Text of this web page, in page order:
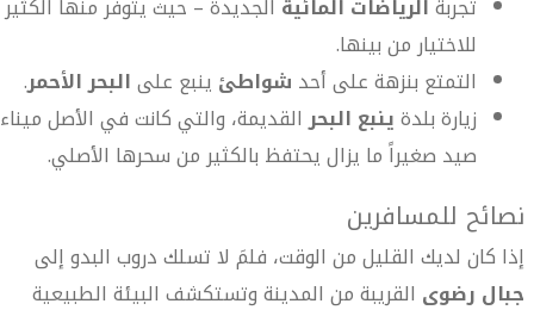
تجربةالرياضات المائية الجديدة – حيث يتوفر منها الكثير
للاختيار من بينها.
التمتع بنزهة على أحد شواطئ ينبع علىالبحر الأحمر.
زيارة بلدةينبع البحرالقديمة، والتي كانت في الأصل ميناء
صيد صغيراً ما يزال يحتفظ بالكثير من سحرها الأصلي.
نصائح للمسافرين
إذا كان لديك القليل من الوقت، فلمَ لا تسلك دروب البدو إلى
جبال رضوى القريبة من المدينة وتستكشف البيئة الطبيعية